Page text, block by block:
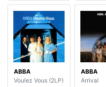
ABBA
Voulez Vous (2LP)
ABBA
Arrival